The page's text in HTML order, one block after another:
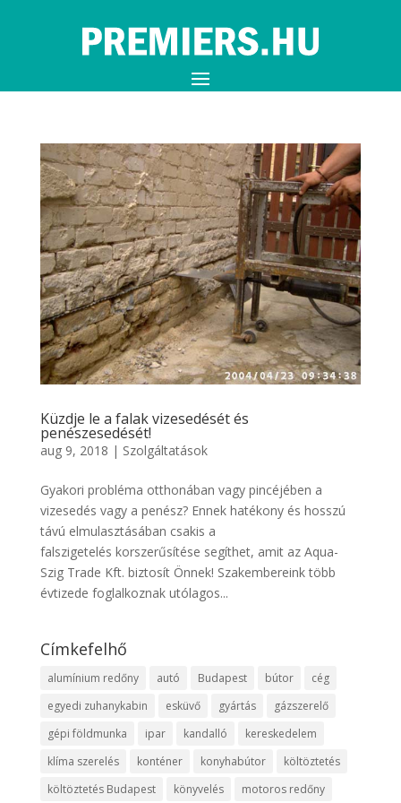
Küzdje le a falak vizesedését és
penészesedését!
aug 9, 2018 | Szolgáltatások
Gyakori probléma otthonában vagy pincéjében a
vizesedés vagy a penész? Ennek hatékony és hosszú
távú elmulasztásában csakis a
falszigetelés korszerűsítése segíthet, amit az Aqua-
Szig Trade Kft. biztosít Önnek! Szakembereink több
évtizede foglalkoznak utólagos...
Címkefelhő
alumínium redőny autó Budapest bútor
cég
egyedi zuhanykabin
esküvő gyártás
gázszerelő
gépi földmunka
ipar kandalló
kereskedelem
klíma szerelés
konténer konyhabútor
költöztetés
költöztetés Budapest
könyvelés motoros redőny